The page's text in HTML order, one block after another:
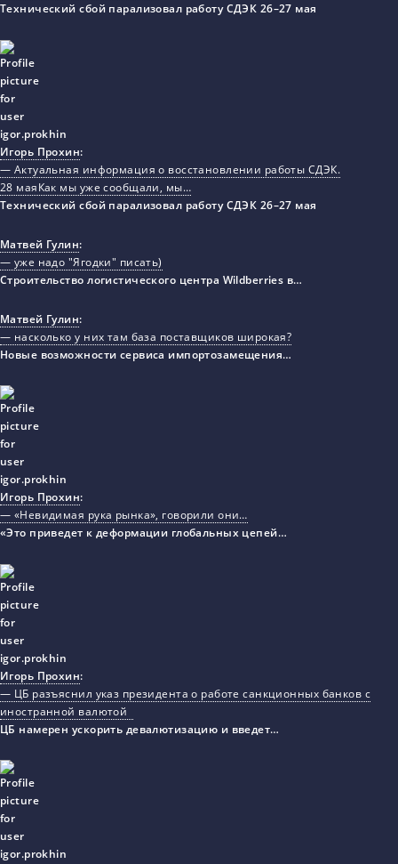
Технический сбой парализовал работу СДЭК 26–27 мая
Игорь Прохин:
— Актуальная информация о восстановлении работы СДЭК.
28 маяКак мы уже сообщали, мы…
Технический сбой парализовал работу СДЭК 26–27 мая
Матвей Гулин:
— уже надо "Ягодки" писать)
Строительство логистического центра Wildberries в…
Матвей Гулин:
— насколько у них там база поставщиков широкая?
Новые возможности сервиса импортозамещения…
Игорь Прохин:
— «Невидимая рука рынка», говорили они…
«Это приведет к деформации глобальных цепей…
Игорь Прохин:
— ЦБ разъяснил указ президента о работе санкционных банков с
иностранной валютой
ЦБ намерен ускорить девалютизацию и введет…